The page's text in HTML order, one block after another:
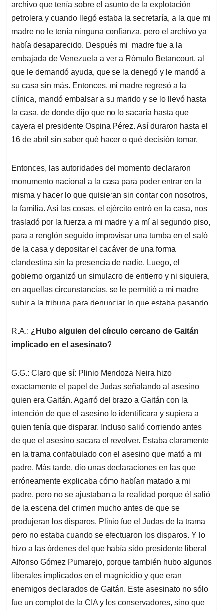
archivo que tenía sobre el asunto de la explotación
petrolera y cuando llegó estaba la secretaría, a la que mi
madre no le tenía ninguna confianza, pero el archivo ya
había desaparecido. Después mi madre fue a la
embajada de Venezuela a ver a Rómulo Betancourt, al
que le demandó ayuda, que se la denegó y le mandó a
su casa sin más. Entonces, mi madre regresó a la
clínica, mandó embalsar a su marido y se lo llevó hasta
la casa, de donde dijo que no lo sacaría hasta que
cayera el presidente Ospina Pérez. Así duraron hasta el
16 de abril sin saber qué hacer o qué decisión tomar.
Entonces, las autoridades del momento declararon
monumento nacional a la casa para poder entrar en la
misma y hacer lo que quisieran sin contar con nosotros,
la familia. Así las cosas, el ejército entró en la casa, nos
trasladó por la fuerza a mi madre y a mí al segundo piso,
para a renglón seguido improvisar una tumba en el saló
de la casa y depositar el cadáver de una forma
clandestina sin la presencia de nadie. Luego, el
gobierno organizó un simulacro de entierro y ni siquiera,
en aquellas circunstancias, se le permitió a mi madre
subir a la tribuna para denunciar lo que estaba pasando.
R.A.: ¿Hubo alguien del círculo cercano de Gaitán
implicado en el asesinato?
G.G.: Claro que sí: Plinio Mendoza Neira hizo
exactamente el papel de Judas señalando al asesino
quien era Gaitán. Agarró del brazo a Gaitán con la
intención de que el asesino lo identificara y supiera a
quien tenía que disparar. Incluso salió corriendo antes
de que el asesino sacara el revolver. Estaba claramente
en la trama confabulado con el asesino que mató a mi
padre. Más tarde, dio unas declaraciones en las que
erróneamente explicaba cómo habían matado a mi
padre, pero no se ajustaban a la realidad porque él salió
de la escena del crimen mucho antes de que se
produjeran los disparos. Plinio fue el Judas de la trama
pero no estaba cuando se efectuaron los disparos. Y lo
hizo a las órdenes del que había sido presidente liberal
Alfonso Gómez Pumarejo, porque también hubo algunos
liberales implicados en el magnicidio y que eran
enemigos declarados de Gaitán. Este asesinato no sólo
fue un complot de la CIA y los conservadores, sino que